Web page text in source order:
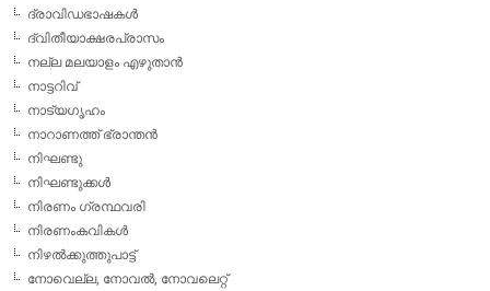
ദ്രാവിഡഭാഷകള്‍
ദ്വിതീയാക്ഷരപ്രാസം
നല്ല മലയാളം എഴുതാന്‍
നാട്ടറിവ്
നാട്യഗൃഹം
നാറാണത്ത് ഭ്രാന്തന്‍
നിഘണ്ടു
നിഘണ്ടുക്കള്‍
നിരണം ഗ്രന്ഥവരി
നിരണംകവികള്‍
നിഴല്‍ക്കുത്തുപാട്ട്
നോവെല്ല, നോവല്‍, നോവലെറ്റ്